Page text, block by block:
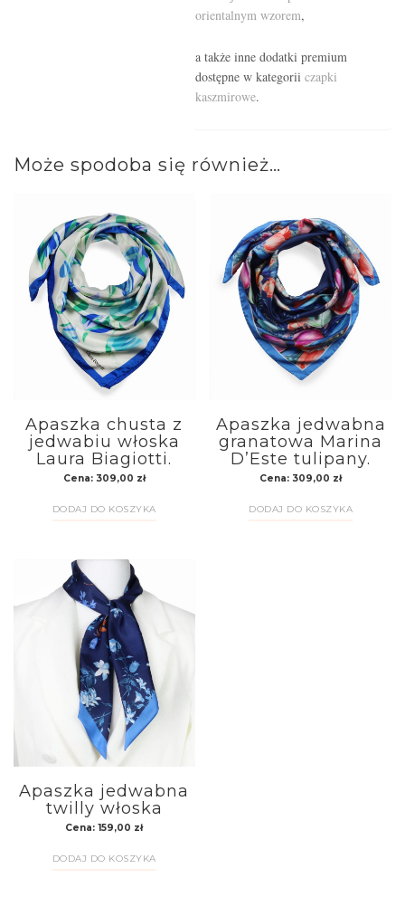
orientalnym wzorem,
a także inne dodatki premium
dostępne w kategorii czapki
kaszmirowe.
Może spodoba się również…
Apaszka chusta z
jedwabiu włoska
Laura Biagiotti.
Cena: 309,00 zł
DODAJ DO KOSZYKA
Apaszka jedwabna
granatowa Marina
D’Este tulipany.
Cena: 309,00 zł
DODAJ DO KOSZYKA
Apaszka jedwabna
twilly włoska
Cena:159,00 zł
DODAJ DO KOSZYKA